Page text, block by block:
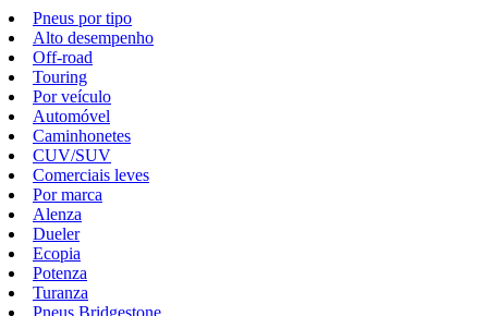
Pneus por tipo
Alto desempenho
Off-road
Touring
Por veículo
Automóvel
Caminhonetes
CUV/SUV
Comerciais leves
Por marca
Alenza
Dueler
Ecopia
Potenza
Turanza
Pneus Bridgestone